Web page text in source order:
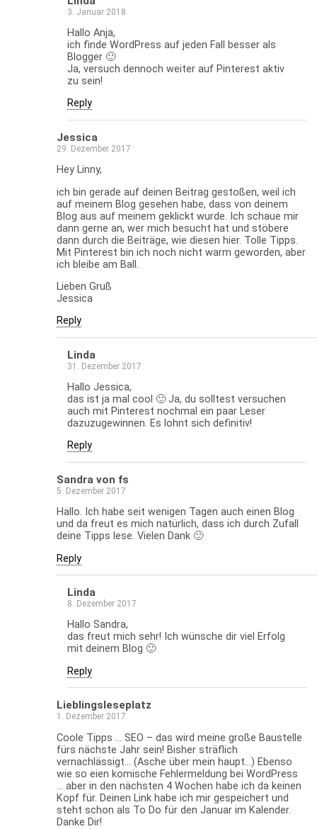
3. Januar 2018
Hallo Anja,
ich finde WordPress auf jeden Fall besser als
Blogger 🙂
Ja, versuch dennoch weiter auf Pinterest aktiv
zu sein!
Reply
Jessica
29. Dezember 2017
Hey Linny,
ich bin gerade auf deinen Beitrag gestoßen, weil ich
auf meinem Blog gesehen habe, dass von deinem
Blog aus auf meinem geklickt wurde. Ich schaue mir
dann gerne an, wer mich besucht hat und stöbere
dann durch die Beiträge, wie diesen hier. Tolle Tipps.
Mit Pinterest bin ich noch nicht warm geworden, aber
ich bleibe am Ball.
Lieben Gruß
Jessica
Reply
Linda
31. Dezember 2017
Hallo Jessica,
das ist ja mal cool 🙂 Ja, du solltest versuchen
auch mit Pinterest nochmal ein paar Leser
dazuzugewinnen. Es lohnt sich definitiv!
Reply
Sandra von fs
5. Dezember 2017
Hallo. Ich habe seit wenigen Tagen auch einen Blog
und da freut es mich natürlich, dass ich durch Zufall
deine Tipps lese. Vielen Dank 🙂
Reply
Linda
8. Dezember 2017
Hallo Sandra,
das freut mich sehr! Ich wünsche dir viel Erfolg
mit deinem Blog 🙂
Reply
Lieblingsleseplatz
1. Dezember 2017
Coole Tipps … SEO – das wird meine große Baustelle
fürs nächste Jahr sein! Bisher sträflich
vernachlässigt… (Asche über mein haupt…) Ebenso
wie so eien komische Fehlermeldung bei WordPress
… aber in den nächsten 4 Wochen habe ich da keinen
Kopf für. Deinen Link habe ich mir gespeichert und
steht schon als To Do für den Januar im Kalender.
Danke Dir!